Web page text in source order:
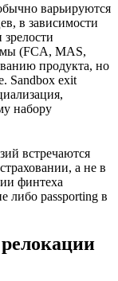
варьируются
в зависимости
(FCA, MAS,
продукта, но
Sandbox exit
набору
встречаются
а не в
финтеха
либо passporting в